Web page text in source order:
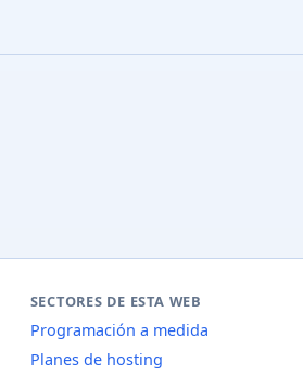
SECTORES DE ESTA WEB
Programación a medida
Planes de hosting